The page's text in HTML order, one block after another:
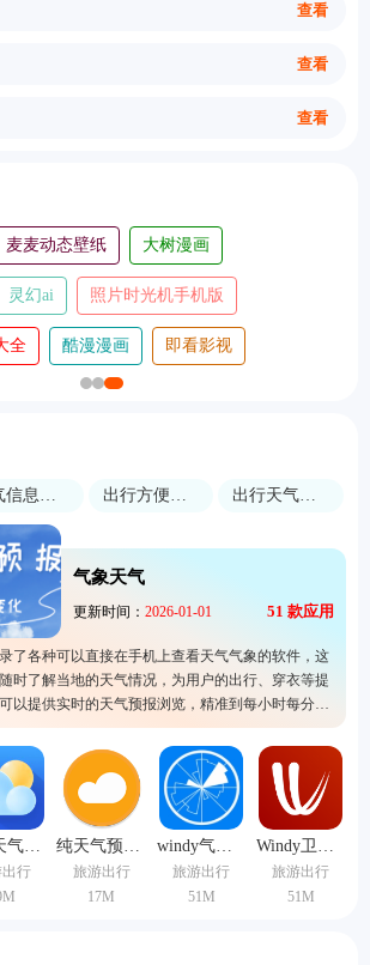
查看
查看
查看
麦麦动态壁纸 大树漫画
灵幻ai 照片时光机手机版
全 酷漫漫画 即看影视
天气信息查询 出行方便软件 出行天气预报
气象天气
更新时间： 2026-01-01 51 款应用
了各种可以直接在手机上查看天气气象的软件，这
时了解当地的天气情况，为用户的出行、穿衣等提
以提供实时的天气预报浏览，精准到每小时每分
、气象变化、温度等诸多功能，非常实用。
今时天气预报
行
纯天气预报app
旅游出行
17M
windy气象蓝色版
旅游出行
51M
Windy卫星云图中文版
旅游出行
51M